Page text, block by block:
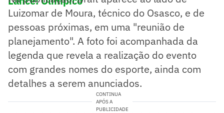
Luizomar de Moura, técnico do Osasco, e de
pessoas próximas, em uma "reunião de
planejamento". A foto foi acompanhada da
legenda que revela a realização do evento
com grandes nomes do esporte, ainda com
detalhes a serem anunciados.
CONTINUA
APÓS A
PUBLICIDADE